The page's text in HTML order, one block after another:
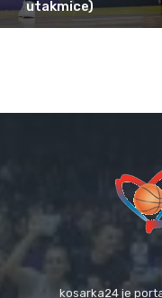
utakmice)
kosarka24 je